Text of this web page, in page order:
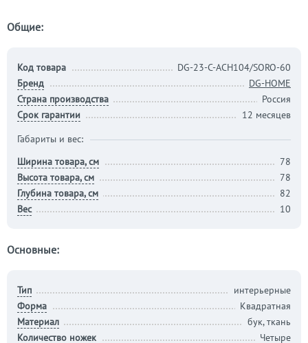
Общие:
Код товара
DG-23-C-ACH104/SORO-60
Бренд
DG-HOME
Страна производства
Россия
Срок гарантии
12 месяцев
Габариты и вес:
Ширина товара, см
78
Высота товара, см
78
Глубина товара, см
82
Вес
10
Основные:
Тип
интерьерные
Форма
Квадратная
Материал
бук, ткань
Количество ножек
Четыре